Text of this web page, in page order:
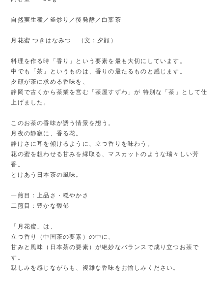
自然実生種／釜炒り／後発酵／白葉茶
月花蜜 つきはなみつ （文：夕顔）
料理を作る時「香り」という要素を最も大切にしています。
中でも「茶」というものは、香りの最たるものと感じます。
夕顔が茶に求める香味を、
静岡で古くから茶業を営む「茶屋すずわ」が 特別な「茶」として仕
上げました。
このお茶の香味が誘う情景を想う。
月夜の静寂に、香る花。
静けさに耳を傾けるように、立つ香りを味わう。
花の蜜を想わせる甘みを縁取る、マスカットのような瑞々しい芳
香。
とけあう日本茶の風味。
一煎目：上品さ・穏やかさ
二煎目：豊かな馥郁
「月花蜜」は、
立つ香り（中国茶の要素）の中に、
甘みと風味（日本茶の要素）が絶妙なバランスで成り立つお茶で
す。
親しみを感じながらも、複雑な香味をお愉しみください。